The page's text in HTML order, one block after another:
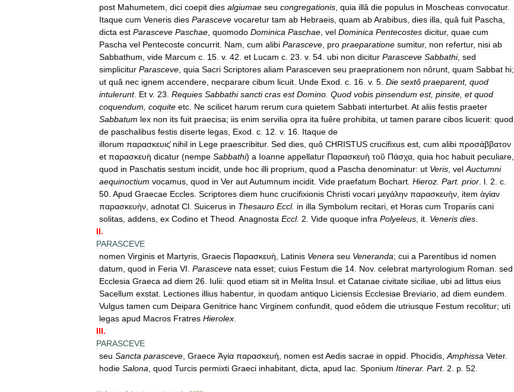
post Mahumetem dici coepit dies algiumae seu congregationis quia illâ die populus in Moscheas convocatur.
Itaque cum Veneris dies Parasceve vocaretur tam ab Hebraeis quam abArabibus dies illa quâ fuit Pascha
dicta est Parasceve Paschae quomodo Dominica Paschae vel Dominica Pentecostes dicitur, quae cum
Pascha vel Pentecoste concurrit Nam cum alibi Parasceve pro praeparatione sumitur, non refertur, nisi ab
Sabbathum vide Marcum c 15 v. 42 et Lucam c 23 v. 54 ubi non dicitur Parasceve Sabbathi, sed
simplicitur Parasceve quia Sacri Scriptores aliam Parasceven seu praeprationem non nôrunt quam Sabbat hi;
ut quâ nec ignem accendere necparare cibum licuit Unde Exod c 16 v. 5 Die sextô praeparent, quod
intulerunt. Et v. 23 Requies Sabbathi sancti cras est Domino Quod vobis pinsendum est, pinsite et quod
coquendum coquite etc Ne scilicet harum rerum cura quietem Sabbati interturbet At aliis festis praeter
Sabbatum lex non its fuit praecisa; iis enim servilia opra ita fuêre prohibita ut tamen parare cibos licuerit: quod
de paschalibus festis diserte legas Exod c 12 v. 16 Itaque de
illorum παρασκευις̔ nihil in Lege praescribitur. Sed dies quô CHRISTUS crucifixus est cum alibi προσάββατον
et παρασκευὴ dicatur (nempe Sabbathi) a Ioanne appellatur Παρασκευὴ τοῦ Πάσχα quia hoc habuit peculiare
quod in Paschatis sestum incidit unde hoc illi proprium quod a Pascha denominatur: ut Veris vel Auctumni
aequinoctium vocamus quod in Ver autAutumnum incidit Vide praefatum Bochart Hieroz Part. prior l 2 c
50 Apud Graecae Eccles Scriptores diem hunc crucifixionis Christi vocari μεγάλην παρασκευὴν item ἁγίαν
παρασκευὴν adnotat Cl Suicerus in Thesauro Eccl. in illa Symbolum recitari et Horas cum Tropariis cani
solitas addens ex Codino et Theod Anagnosta Eccl. 2 Vide quoque infra Polyeleus it Veneris dies
II.
PARASCEVE
nomen Virginis et Martyris Graecis Παρασκευὴ Latinis Venera seu Veneranda; cui a Parentibus id nomen
datum quod in Feria VI Parasceve nata esset; cuius Festum die 14 Nov. celebrat martyrologium Roman sed
Ecclesia Graeca ad diem 26 Iulii: quod etiam sit in Melita Insul et Catanae civitate siciliae ubi ad littus eius
Sacellum exstat Lectiones illius habentur, in quodam antiquo Liciensis Ecclesiae Breviario ad diem eundem
Vulgus tamen cum Deipara Genitrice hanc Virginem confundit quod eôdem die utriusque Festum recolitur; uti
legas apud Macros Fratres Hierolex
III.
PARASCEVE
seu Sancta parasceve Graece Ἁγία παρασκευὴ nomen estAedis sacrae in oppid Phocidis Amphissa Veter.
hodie Salona quod Turcis permixti Graeci inhabitant dicta apud Iac Sponium Itinerar. Part. 2 p 52